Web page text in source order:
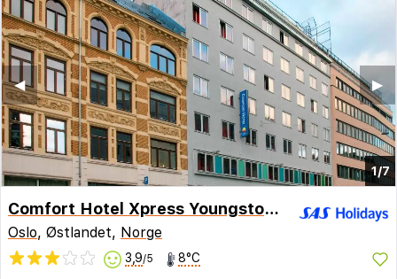
1/7
▶︎
◀︎
Comfort Hotel Xpress Youngstorget
Oslo, Østlandet, Norge
3,9/5 8°C